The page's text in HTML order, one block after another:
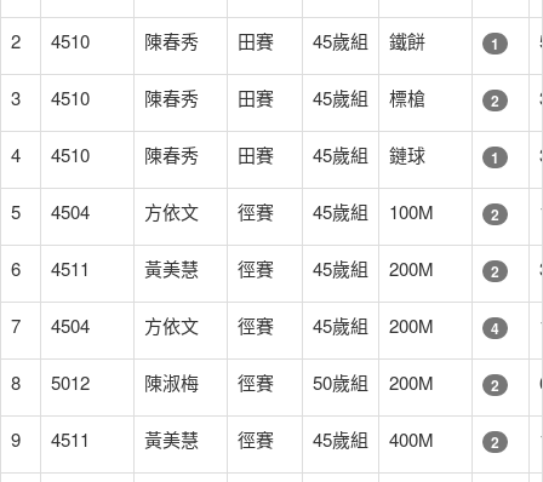
2 4510 陳春秀 田賽 45歲組 鐵餅 1
3 4510 陳春秀 田賽 45歲組 標槍 2
4 4510 陳春秀 田賽 45歲組 鏈球 1
5 4504 方依文 徑賽 45歲組 100M 2
6 4511 黃美慧 徑賽 45歲組 200M 2
7 4504 方依文 徑賽 45歲組 200M 4
8 5012 陳淑梅 徑賽 50歲組 200M 2
9 4511 黃美慧 徑賽 45歲組 400M 2